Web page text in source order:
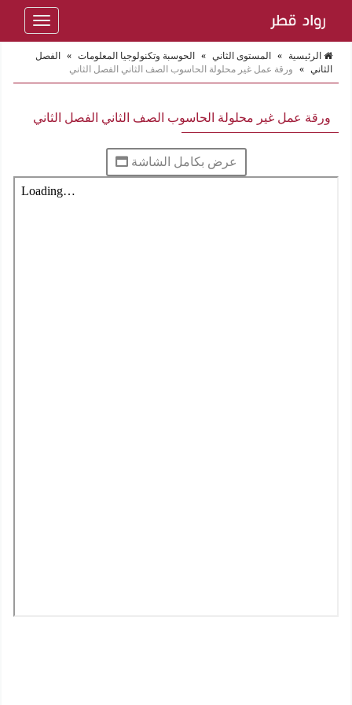
Toggle
الرئيسية » المستوى الثاني » الحوسبة وتكنولوجيا المعلومات »
الفصل
الثاني » ورقة عمل غير محلولة الحاسوب الصف الثاني الفصل الثاني
ورقة عمل غير محلولة الحاسوب الصف الثاني الفصل الثاني
عرض بكامل الشاشة